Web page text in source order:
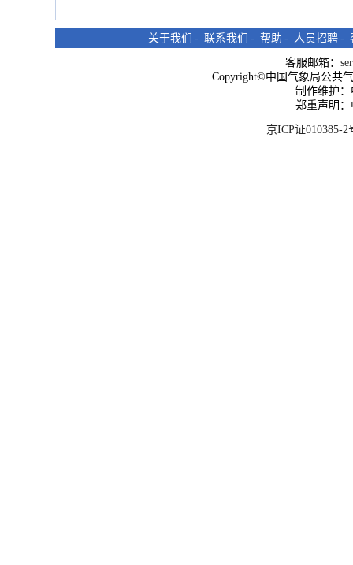
关于我们 - 联系我们 - 帮助 - 人员招聘 -
客服邮箱：
Copyright©中国气象局公共
制作维护
郑重声明
京ICP证010385-2